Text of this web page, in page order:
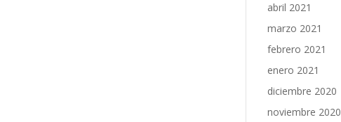
abril 2021
marzo 2021
febrero 2021
enero 2021
diciembre 2020
noviembre 2020